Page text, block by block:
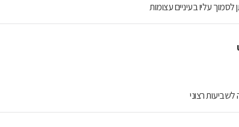
עליו בעיניים עצומות
רצוני